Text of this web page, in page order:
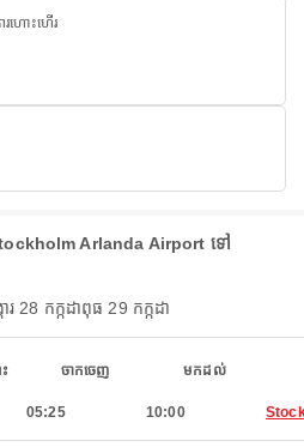
ហោះហើរ
Arlanda Airport ទៅ
ារ 28 កក្កដាពុធ 29 កក្កដា
ចាកចេញ មកដល់
05:25 10:00